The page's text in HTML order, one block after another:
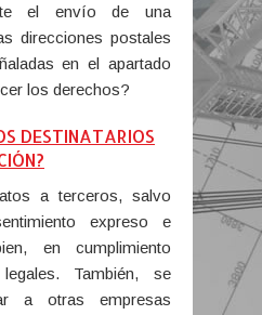
el envío de una
direcciones postales
en el apartado
los derechos?
DESTINATARIOS
a terceros, salvo
expreso e
en cumplimiento
También, se
a otras empresas